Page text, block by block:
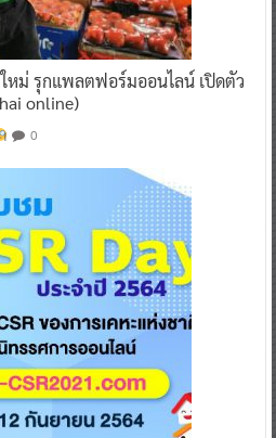
หม่ รุกแพลตฟอร์มออนไลน์ เปิดตัว
online)
0